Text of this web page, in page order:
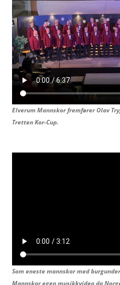
Elverum Mannskor fremfører Olav
Tretten Kor-Cup.
Som eneste mannskor med
Mannskor egen musikkvideo da